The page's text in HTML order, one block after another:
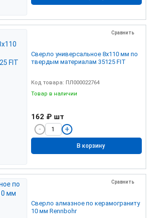
Сравнить
Сверло универсальное 8х110 мм по
твердым материалам 35125 FIT
Код товара: ПЛ000022764
Товар в наличии
162 ₽ шт
В корзину
Сравнить
Сверло алмазное по керамограниту
10 мм Rennbohr